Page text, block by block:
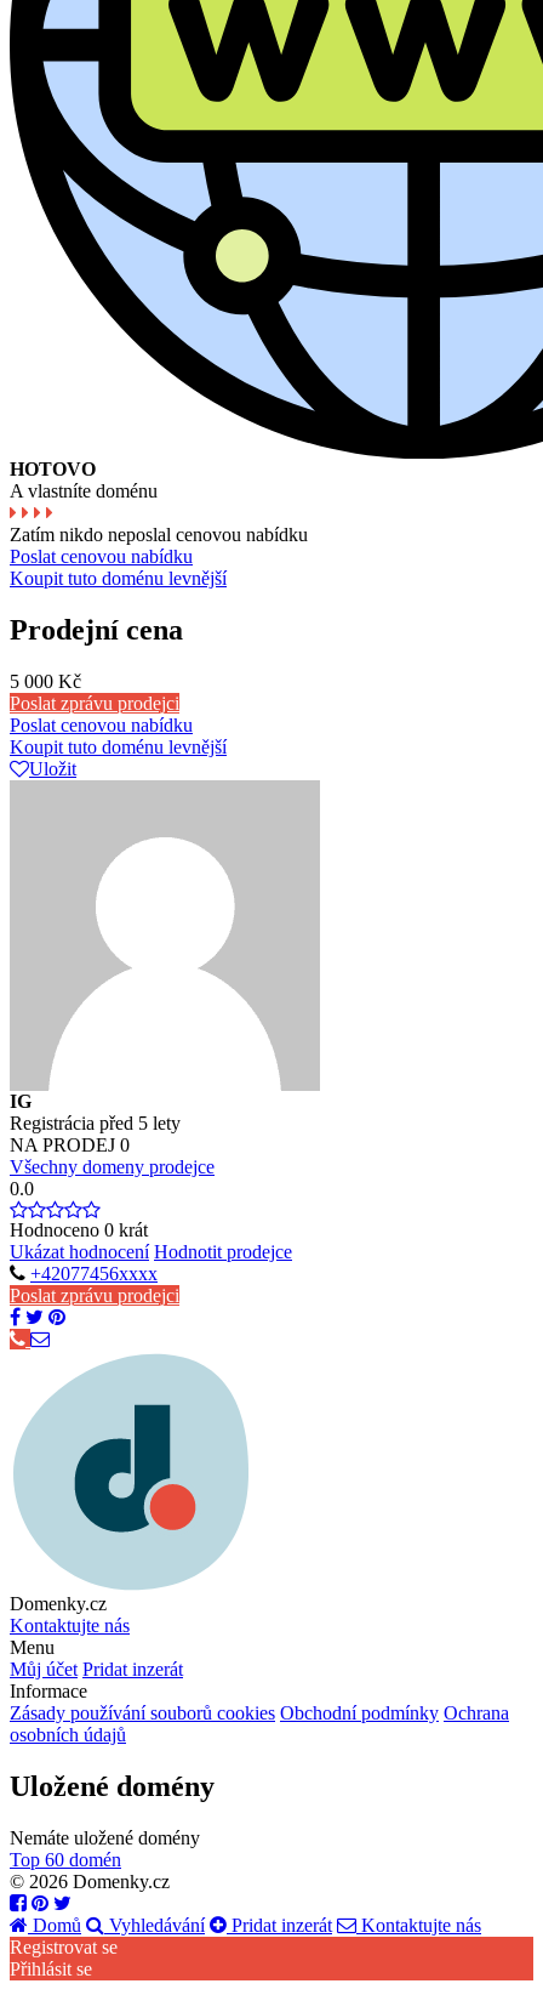
HOTOVO
A vlastníte doménu
Zatím nikdo neposlal cenovou nabídku
Poslat cenovou nabídku
Koupit tuto doménu levnější
Prodejní cena
5 000 Kč
Poslat zprávu prodejci
Poslat cenovou nabídku
Koupit tuto doménu levnější
Uložit
IG
Registrácia před 5 lety
NA PRODEJ 0
Všechny domeny prodejce
0.0
Hodnoceno 0 krát
Ukázat hodnocení Hodnotit prodejce
+42077456xxxx
Poslat zprávu prodejci
Domenky.cz
Kontaktujte nás
Menu
Můj účet Pridat inzerát
Informace
Zásady používání souborů cookies Obchodní podmínky Ochrana
osobních údajů
Uložené domény
Nemáte uložené domény
Top 60 domén
© 2026 Domenky.cz
Domů Vyhledávání Pridat inzerát
Kontaktujte nás
Registrovat se
Přihlásit se